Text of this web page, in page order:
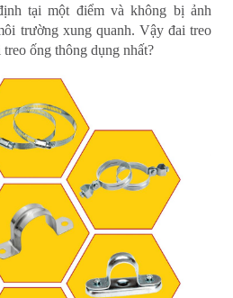
tại một điểm và không bị ảnh
trường xung quanh. Vậy đai treo
ống thông dụng nhất?